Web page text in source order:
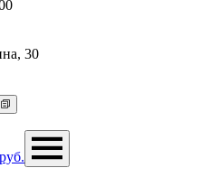
30
руб.